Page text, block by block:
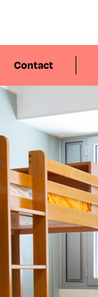
Contact